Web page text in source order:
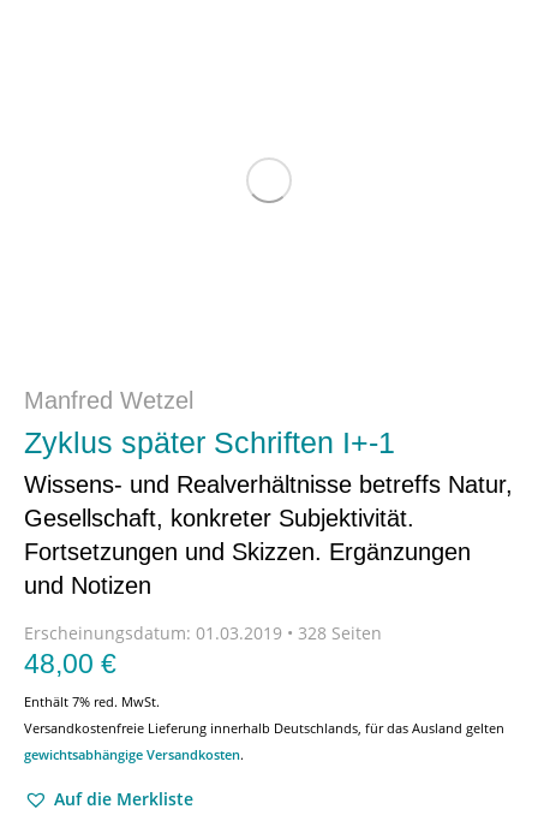
Manfred Wetzel
Zyklus später Schriften I+-1
Wissens- und Realverhältnisse betreffs Natur,
Gesellschaft, konkreter Subjektivität.
Fortsetzungen und Skizzen. Ergänzungen
und Notizen
Erscheinungsdatum: 01.03.2019 • 328 Seiten
48,00 €
Enthält 7% red. MwSt.
Versandkostenfreie Lieferung innerhalb Deutschlands, für das Ausland gelten
gewichtsabhängige Versandkosten.
Auf die Merkliste